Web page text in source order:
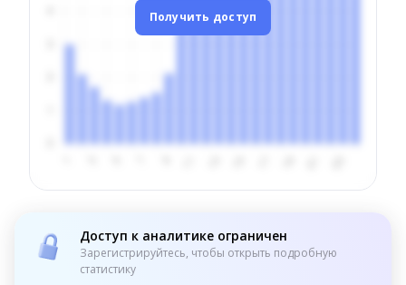
Получить доступ
Доступ к аналитике ограничен
Зарегистрируйтесь, чтобы открыть подробную
статистику